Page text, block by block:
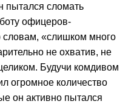
пытался сломать
офицеров-
словам, «слишком много
не охватив, не
Будучи комдивом
огромное количество
он активно пытался